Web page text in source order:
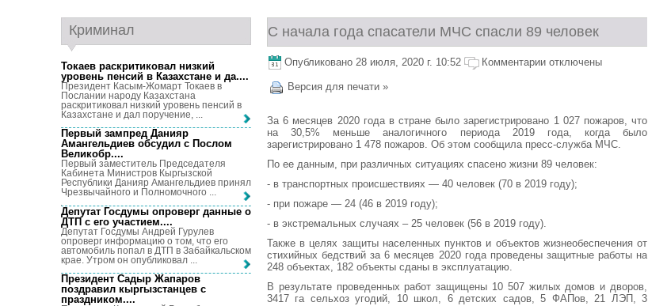
С начала года спасатели МЧС спасли 89 человек
Опубликовано 28 июля, 2020 г. 10:52 Комментарии отключены
Версия для печати »
За 6 месяцев 2020 года в стране было зарегистрировано 1 027 пожаров, что
на 30,5% меньше аналогичного периода 2019 года, когда было
зарегистрировано 1 478 пожаров. Об этом сообщила пресс-служба МЧС.
По ее данным, при различных ситуациях спасено жизни 89 человек:
- в транспортных происшествиях — 40 человек (70 в 2019 году);
- при пожаре — 24 (46 в 2019 году);
- в экстремальных случаях – 25 человек (56 в 2019 году).
Также в целях защиты населенных пунктов и объектов жизнеобеспечения от
стихийных бедствий за 6 месяцев 2020 года проведены защитные работы на
248 объектах, 182 объекты сданы в эксплуатацию.
В результате проведенных работ защищены 10 507 жилых домов и дворов,
3417 га сельхоз угодий, 10 школ, 6 детских садов, 5 ФАПов, 21 ЛЭП, 3
Криминал
Токаев раскритиковал низкий
уровень пенсий в Казахстане и да....
Президент Касым-Жомарт Токаев в
Послании народу Казахстана
раскритиковал низкий уровень пенсий в
Казахстане и дал поручение, ...
Первый зампред Данияр
Амангельдиев обсудил с Послом
Великобр....
Первый заместитель Председателя
Кабинета Министров Кыргызской
Республики Данияр Амангельдиев принял
Чрезвычайного и Полномочного ...
Депутат Госдумы опроверг данные о
ДТП с его участием....
Депутат Госдумы Андрей Гурулев
опроверг информацию о том, что его
автомобиль попал в ДТП в Забайкальском
крае. Утром он опубликовал ...
Президент Садыр Жапаров
поздравил кыргызстанцев с
праздником....